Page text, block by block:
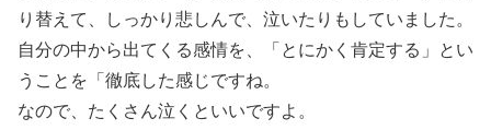
り替えて、しっかり悲しんで、泣いたりもしていました。
自分の中から出てくる感情を、「とにかく肯定する」とい
うことを「徹底した感じですね。
なので、たくさん泣くといいですよ。